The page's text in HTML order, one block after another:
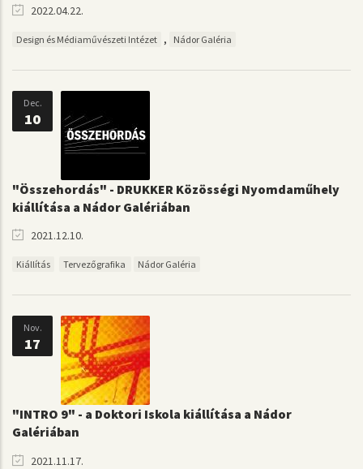
2022.04.22.
Design és Médiaművészeti Intézet , Nádor Galéria
Dec.
10
"Összehordás" - DRUKKER Közösségi Nyomdaműhely
kiállítása a Nádor Galériában
2021.12.10.
Kiállítás Tervezőgrafika Nádor Galéria
Nov.
17
"INTRO 9" - a Doktori Iskola kiállítása a Nádor
Galériában
2021.11.17.